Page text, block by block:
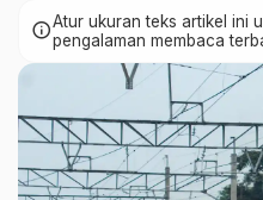
infoAtur ukuran teks artikel ini
pengalaman membaca